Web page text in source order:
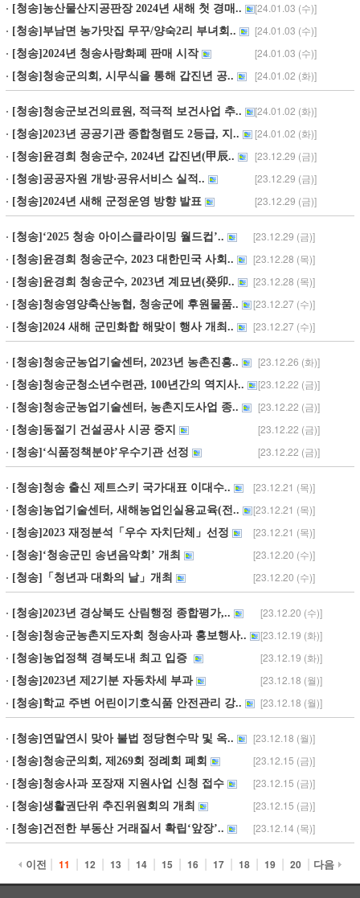
[청송]농산물산지공판장 2024년 새해 첫 경매.. [24.01.03 (수)]
[청송]부남면 농가맛집 무꾸/양숙2리 부녀회.. [24.01.03 (수)]
[청송]2024년 청송사랑화폐 판매 시작 [24.01.03 (수)]
[청송]청송군의회, 시무식을 통해 갑진년 공.. [24.01.02 (화)]
[청송]청송군보건의료원, 적극적 보건사업 추.. [24.01.02 (화)]
[청송]2023년 공공기관 종합청렴도 2등급, 지.. [24.01.02 (화)]
[청송]윤경희 청송군수, 2024년 갑진년(甲辰.. [23.12.29 (금)]
[청송]공공자원 개방‧공유서비스 실적.. [23.12.29 (금)]
[청송]2024년 새해 군정운영 방향 발표 [23.12.29 (금)]
[청송]‘2025 청송 아이스클라이밍 월드컵’.. [23.12.29 (금)]
[청송]윤경희 청송군수, 2023 대한민국 사회.. [23.12.28 (목)]
[청송]윤경희 청송군수, 2023년 계묘년(癸卯.. [23.12.28 (목)]
[청송]청송영양축산농협, 청송군에 후원물품.. [23.12.27 (수)]
[청송]2024 새해 군민화합 해맞이 행사 개최.. [23.12.27 (수)]
[청송]청송군농업기술센터, 2023년 농촌진흥.. [23.12.26 (화)]
[청송]청송군청소년수련관, 100년간의 역지사.. [23.12.22 (금)]
[청송]청송군농업기술센터, 농촌지도사업 종.. [23.12.22 (금)]
[청송]동절기 건설공사 시공 중지 [23.12.22 (금)]
[청송]‘식품정책분야’우수기관 선정 [23.12.22 (금)]
[청송]청송 출신 제트스키 국가대표 이대수.. [23.12.21 (목)]
[청송]농업기술센터, 새해농업인실용교육(전.. [23.12.21 (목)]
[청송]2023 재정분석「우수 자치단체」선정 [23.12.21 (목)]
[청송]‘청송군민 송년음악회’ 개최 [23.12.20 (수)]
[청송]「청년과 대화의 날」개최 [23.12.20 (수)]
[청송]2023년 경상북도 산림행정 종합평가,.. [23.12.20 (수)]
[청송]청송군농촌지도자회 청송사과 홍보행사.. [23.12.19 (화)]
[청송]농업정책 경북도내 최고 입증 [23.12.19 (화)]
[청송]2023년 제2기분 자동차세 부과 [23.12.18 (월)]
[청송]학교 주변 어린이기호식품 안전관리 강.. [23.12.18 (월)]
[청송]연말연시 맞아 불법 정당현수막 및 옥.. [23.12.18 (월)]
[청송]청송군의회, 제269회 정례회 폐회 [23.12.15 (금)]
[청송]청송사과 포장재 지원사업 신청 접수 [23.12.15 (금)]
[청송]생활권단위 추진위원회의 개최 [23.12.15 (금)]
[청송]건전한 부동산 거래질서 확립‘앞장’.. [23.12.14 (목)]
이전 | 11 | 12 | 13 | 14 | 15 | 16 | 17 | 18 | 19 | 20 | 다음